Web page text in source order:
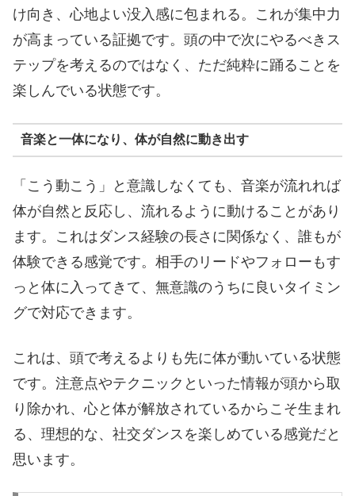
け向き、心地よい没入感に包まれる。これが集中力
が高まっている証拠です。頭の中で次にやるべきス
テップを考えるのではなく、ただ純粋に踊ることを
楽しんでいる状態です。
音楽と一体になり、体が自然に動き出す
「こう動こう」と意識しなくても、音楽が流れれば
体が自然と反応し、流れるように動けることがあり
ます。これはダンス経験の長さに関係なく、誰もが
体験できる感覚です。相手のリードやフォローもす
っと体に入ってきて、無意識のうちに良いタイミン
グで対応できます。
これは、頭で考えるよりも先に体が動いている状態
です。注意点やテクニックといった情報が頭から取
り除かれ、心と体が解放されているからこそ生まれ
る、理想的な、社交ダンスを楽しめている感覚だと
思います。